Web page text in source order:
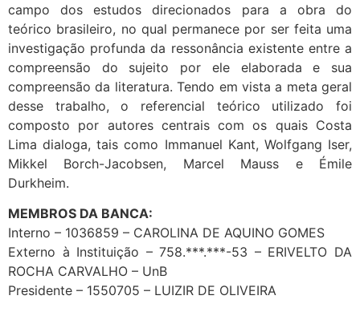
campo dos estudos direcionados para a obra do
teórico brasileiro, no qual permanece por ser feita uma
investigação profunda da ressonância existente entre a
compreensão do sujeito por ele elaborada e sua
compreensão da literatura. Tendo em vista a meta geral
desse trabalho, o referencial teórico utilizado foi
composto por autores centrais com os quais Costa
Lima dialoga, tais como Immanuel Kant, Wolfgang Iser,
Mikkel Borch-Jacobsen, Marcel Mauss e Émile
Durkheim.
MEMBROS DA BANCA:
Interno – 1036859 – CAROLINA DE AQUINO GOMES
Externo à Instituição – 758.***.***-53 – ERIVELTO DA
ROCHA CARVALHO – UnB
Presidente – 1550705 – LUIZIR DE OLIVEIRA